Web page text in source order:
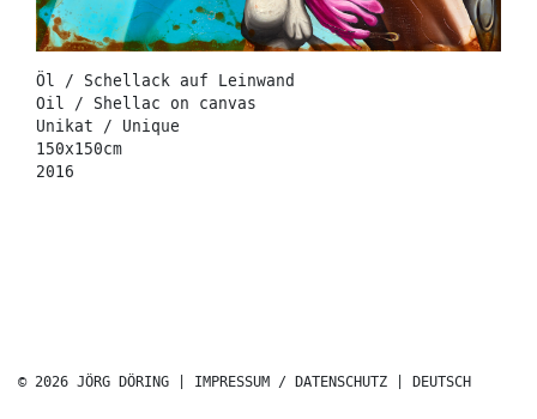
Öl / Schellack auf Leinwand
Oil / Shellac on canvas
Unikat / Unique
150x150cm
2016
© 2026 JÖRG DÖRING | IMPRESSUM / DATENSCHUTZ DEUTSCH